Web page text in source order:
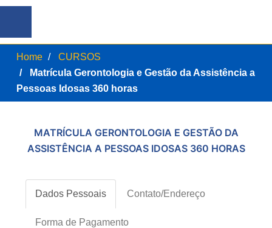
Home
CURSOS
Matrícula Gerontologia e Gestão da Assistência a
Pessoas Idosas 360 horas
MATRÍCULA GERONTOLOGIA E GESTÃO DA
ASSISTÊNCIA A PESSOAS IDOSAS 360 HORAS
Dados Pessoais Contato/Endereço
Forma de Pagamento